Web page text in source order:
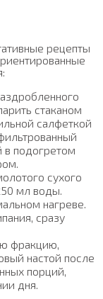
рецепты
стаканом
салфеткой
в подогретом
сухого
мл воды.
нагреве.
сразу
фракцию,
настой после
порций,
дня.